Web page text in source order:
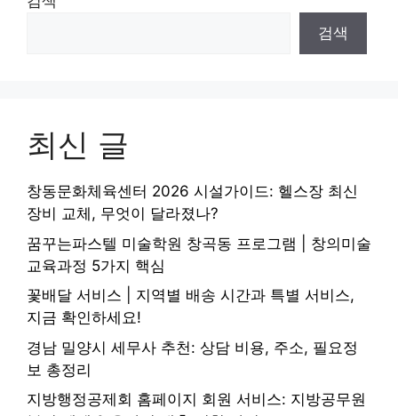
검색
최신 글
창동문화체육센터 2026 시설가이드: 헬스장 최신
장비 교체, 무엇이 달라졌나?
꿈꾸는파스텔 미술학원 창곡동 프로그램 | 창의미술
교육과정 5가지 핵심
꽃배달 서비스 | 지역별 배송 시간과 특별 서비스,
지금 확인하세요!
경남 밀양시 세무사 추천: 상담 비용, 주소, 필요정
보 총정리
지방행정공제회 홈페이지 회원 서비스: 지방공무원